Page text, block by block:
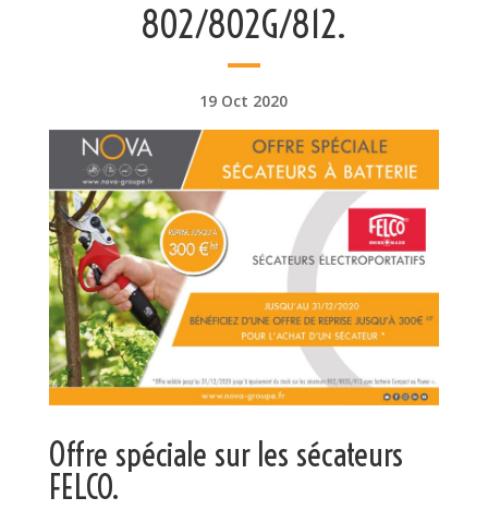
802/802G/812.
19 Oct 2020
Offre spéciale sur les sécateurs
FELCO.